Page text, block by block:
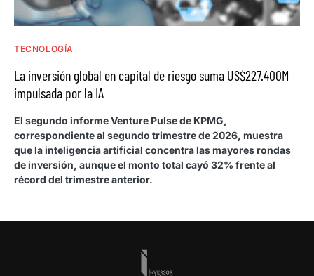
TECNOLOGÍA
La inversión global en capital de riesgo suma US$227.400M
impulsada por la IA
El segundo informe Venture Pulse de KPMG,
correspondiente al segundo trimestre de 2026, muestra
que la inteligencia artificial concentra las mayores rondas
de inversión, aunque el monto total cayó 32% frente al
récord del trimestre anterior.